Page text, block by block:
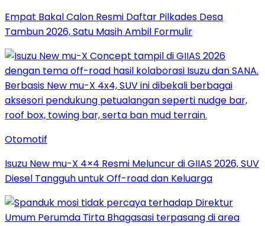
Empat Bakal Calon Resmi Daftar Pilkades Desa
Tambun 2026, Satu Masih Ambil Formulir
Otomotif
Isuzu New mu-X 4×4 Resmi Meluncur di GIIAS 2026, SUV
Diesel Tangguh untuk Off-road dan Keluarga